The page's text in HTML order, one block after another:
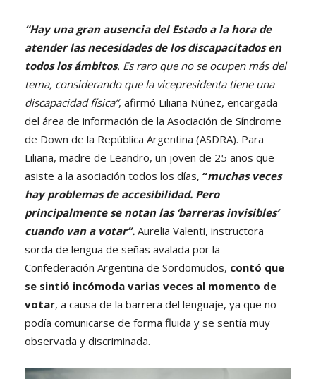
“Hay una gran ausencia del Estado a la hora de
atender las necesidades de los discapacitados en
todos los ámbitos. Es raro que no se ocupen más del
tema, considerando que la vicepresidenta tiene una
discapacidad física”, afirmó Liliana Núñez, encargada
del área de información de la Asociación de Síndrome
de Down de la República Argentina (ASDRA). Para
Liliana, madre de Leandro, un joven de 25 años que
asiste a la asociación todos los días, “muchas veces
hay problemas de accesibilidad. Pero
principalmente se notan las ‘barreras invisibles’
cuando van a votar”. Aurelia Valenti, instructora
sorda de lengua de señas avalada por la
Confederación Argentina de Sordomudos, contó que
se sintió incómoda varias veces al momento de
votar, a causa de la barrera del lenguaje, ya que no
podía comunicarse de forma fluida y se sentía muy
observada y discriminada.